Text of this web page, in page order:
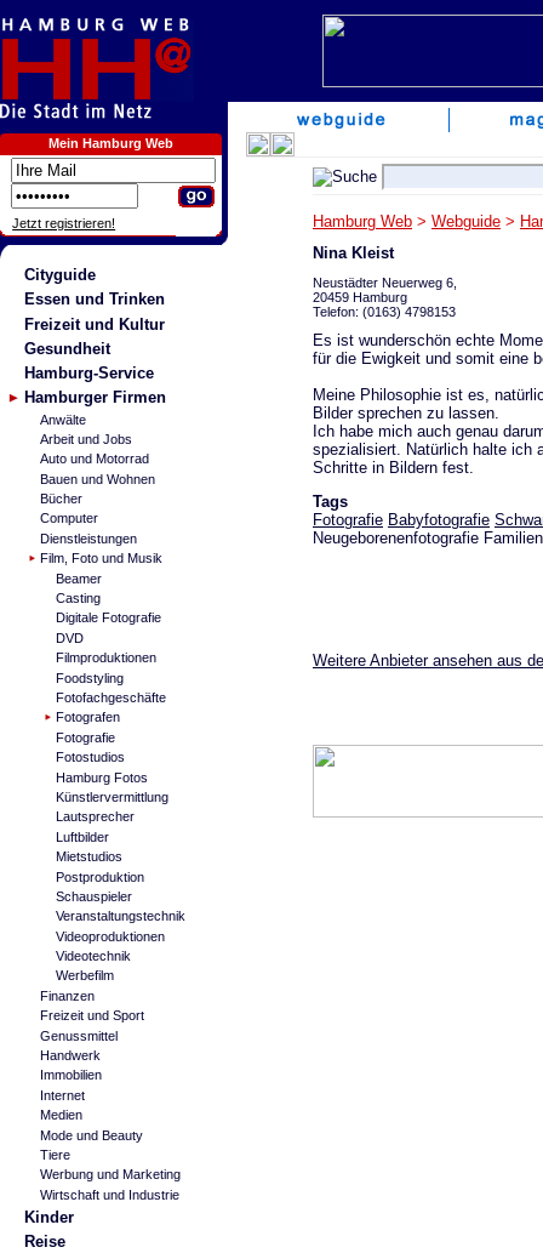
Mein Hamburg Web
Jetzt registrieren!
Cityguide
Essen und Trinken
Freizeit und Kultur
Gesundheit
Hamburg-Service
Hamburger Firmen
Anwälte
Arbeit und Jobs
Auto und Motorrad
Bauen und Wohnen
Bücher
Computer
Dienstleistungen
Film, Foto und Musik
Beamer
Casting
Digitale Fotografie
DVD
Filmproduktionen
Foodstyling
Fotofachgeschäfte
Fotografen
Fotografie
Fotostudios
Hamburg Fotos
Künstlervermittlung
Lautsprecher
Luftbilder
Mietstudios
Postproduktion
Schauspieler
Veranstaltungstechnik
Videoproduktionen
Videotechnik
Werbefilm
Finanzen
Freizeit und Sport
Genussmittel
Handwerk
Immobilien
Internet
Medien
Mode und Beauty
Tiere
Werbung und Marketing
Wirtschaft und Industrie
Kinder
Reise
Hamburg Web > Webguide >
Nina Kleist
Neustädter Neuerweg 6,
20459 Hamburg
Telefon: (0163) 4798153
Es ist wunderschön echte
für die Ewigkeit und somit eine
Meine Philosophie ist es,
Bilder sprechen zu lassen.
Ich habe mich auch genau
spezialisiert. Natürlich halte ich
Schritte in Bildern fest.
Tags
Fotografie Babyfotografie
Neugeborenenfotografie
Weitere Anbieter ansehen aus